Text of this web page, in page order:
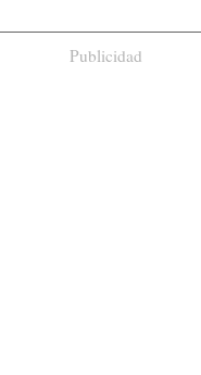
Publicidad